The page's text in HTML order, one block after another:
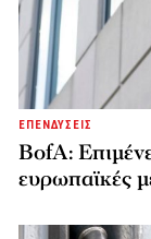
ΕΠΕΝΔΥΣΕΙΣ
BofA:
ευρωπαϊκές